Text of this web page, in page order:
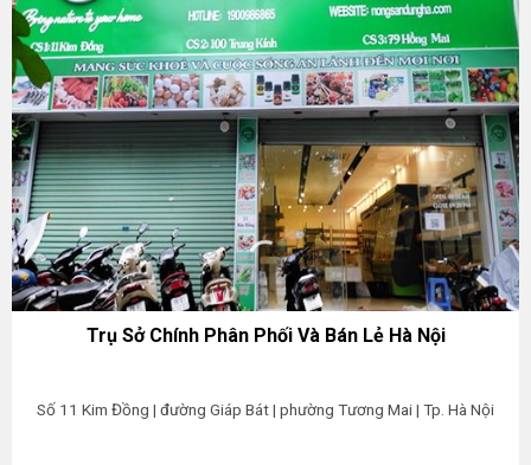
Trụ Sở Chính Phân Phối Và Bán Lẻ Hà Nội
Số 11 Kim Đồng | đường Giáp Bát | phường Tương Mai | Tp. Hà Nội